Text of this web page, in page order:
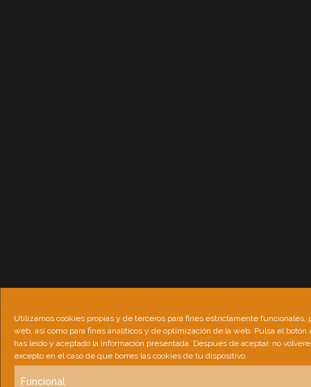
Utilizamos cookies propias y de terceros para fines estrictamente funcionales,
web, así como para fines analíticos y de optimización de la web. Pulsa el botón
has leído y aceptado la información presentada. Después de aceptar, no
excepto en el caso de que borres las cookies de tu dispositivo.
Funcional